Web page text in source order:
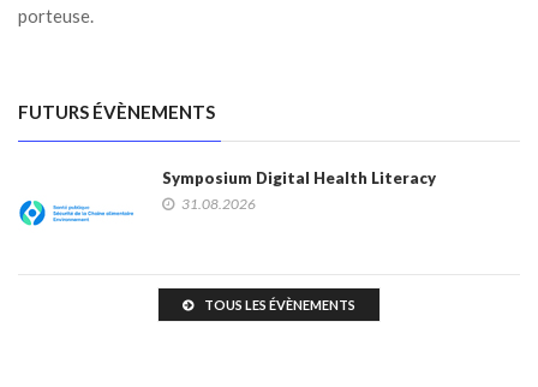
porteuse.
FUTURS ÉVÈNEMENTS
Symposium Digital Health Literacy
31.08.2026
TOUS LES ÉVÈNEMENTS